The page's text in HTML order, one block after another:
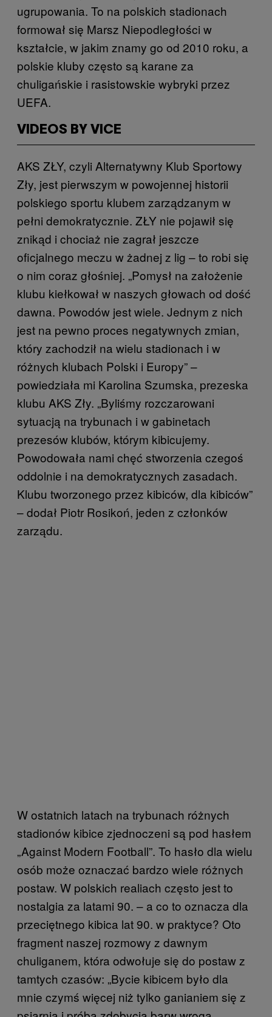
ugrupowania. To na polskich stadionach
formował się Marsz Niepodległości w
kształcie, w jakim znamy go od 2010 roku, a
polskie kluby często są karane za
chuligańskie i rasistowskie wybryki przez
UEFA.
VIDEOS BY VICE
AKS ZŁY, czyli Alternatywny Klub Sportowy
Zły, jest pierwszym w powojennej historii
polskiego sportu klubem zarządzanym w
pełni demokratycznie. ZŁY nie pojawił się
znikąd i chociaż nie zagrał jeszcze
oficjalnego meczu w żadnej z lig – to robi się
o nim coraz głośniej. „Pomysł na założenie
klubu kiełkował w naszych głowach od dość
dawna. Powodów jest wiele. Jednym z nich
jest na pewno proces negatywnych zmian,
który zachodził na wielu stadionach i w
różnych klubach Polski i Europy” –
powiedziała mi Karolina Szumska, prezeska
klubu AKS Zły. „Byliśmy rozczarowani
sytuacją na trybunach i w gabinetach
prezesów klubów, którym kibicujemy.
Powodowała nami chęć stworzenia czegoś
oddolnie i na demokratycznych zasadach.
Klubu tworzonego przez kibiców, dla kibiców”
– dodał Piotr Rosikoń, jeden z członków
zarządu.
W ostatnich latach na trybunach różnych
stadionów kibice zjednoczeni są pod hasłem
„Against Modern Football”. To hasło dla wielu
osób może oznaczać bardzo wiele różnych
postaw. W polskich realiach często jest to
nostalgia za latami 90. – a co to oznacza dla
przeciętnego kibica lat 90. w praktyce? Oto
fragment naszej rozmowy z dawnym
chuliganem, która odwołuje się do postaw z
tamtych czasów: „Bycie kibicem było dla
mnie czymś więcej niż tylko ganianiem się z